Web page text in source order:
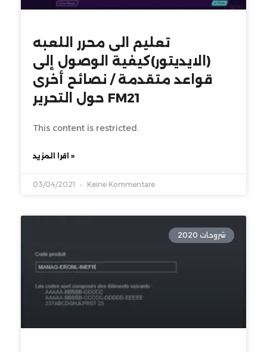
تعليم الى محرر اللعبه
(الايديتور)كيفية الوصول إلى
قواعد متقدمة / نصائح أخرى
حول التحرير FM21
This content is restricted.
اقرا المزيد »
03/04/2021 Keine Kommentare
شروحات 2020